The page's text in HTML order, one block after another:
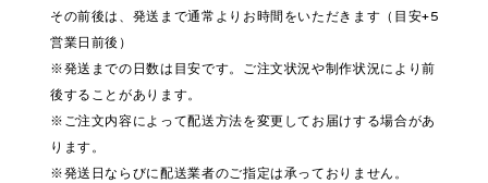
その前後は、発送まで通常よりお時間をいただきます（目安+5
営業日前後）
※発送までの日数は目安です。ご注文状況や制作状況により前
後することがあります。
※ご注文内容によって配送方法を変更してお届けする場合があ
ります。
※発送日ならびに配送業者のご指定は承っておりません。